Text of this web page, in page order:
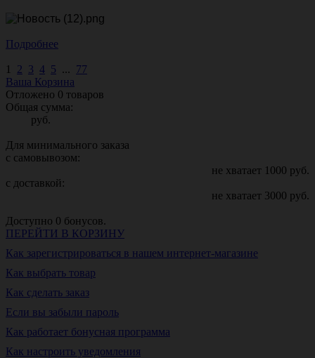
Подробнее
1 2 3 4 5 ... 77
Ваша Корзина
Отложено 0 товаров
Общая сумма:
руб.
Для минимального заказа
с самовывозом:
не хватает 1000 руб.
с доставкой:
не хватает 3000 руб.
Доступно 0 бонусов.
ПЕРЕЙТИ В КОРЗИНУ
Как зарегистрироваться в нашем интернет-магазине
Как выбрать товар
Как сделать заказ
Если вы забыли пароль
Как работает бонусная программа
Как настроить уведомления